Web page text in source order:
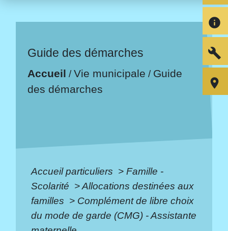
Guide des démarches
Accueil /Vie municipale / Guide
des démarches
Accueil particuliers > Famille -
Scolarité >Allocations destinées aux
familles > Complément de libre choix
du mode de garde (CMG) - Assistante
info
build
room